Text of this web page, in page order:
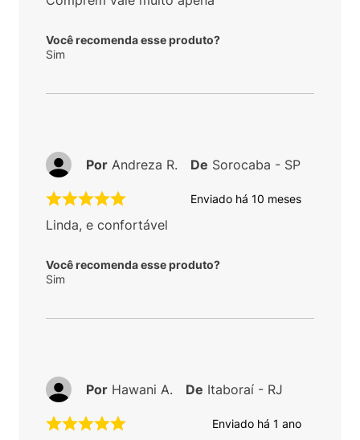
Você recomenda esse produto?
Sim
Enviado há 10 meses
Linda, e confortável
Você recomenda esse produto?
Sim
Por Andreza R. De Sorocaba - SP
Enviado há 1 ano
Por Hawani A. De Itaboraí - RJ